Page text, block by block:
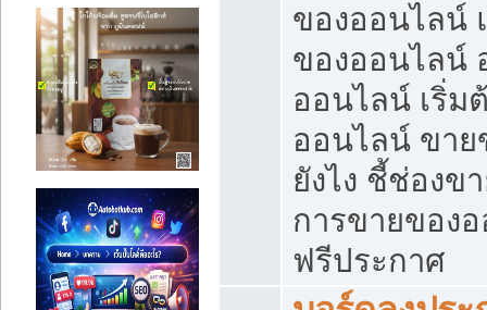
ของออนไลน์
ของออนไลน์
ออนไลน์ เริ่ม
ออนไลน์ ขาย
ยังไง ชี้ช่องข
การขายของ
ฟรีประกาศ